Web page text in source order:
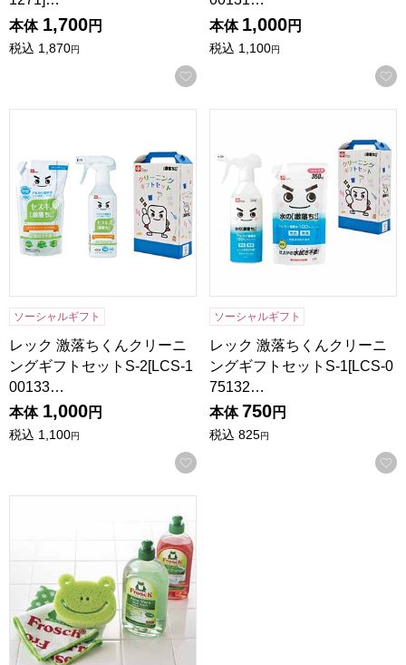
本体 1,700円
税込 1,870円
お気に入りに登録する
本体 1,000円
税込 1,100円
ソーシャルギフト
レック 激落ちくんクリーニ
ングギフトセットS-2[LCS-1
00133…
本体 1,000円
税込 1,100円
お気に入りに登録する
ソーシャルギフト
レック 激落ちくんクリーニ
ングギフトセットS-1[LCS-0
75132…
本体 750円
税込 825円